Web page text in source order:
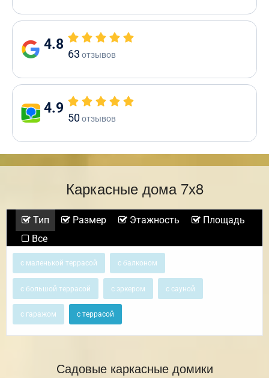
4.8
63 отзывов
4.9
50отзывов
Каркасные дома 7х8
Тип Размер Этажность
Площадь
Все
с маленькой террасой с балконом
с большой террасой с эркером с сауной
с гаражом с террасой
Садовые каркасные домики